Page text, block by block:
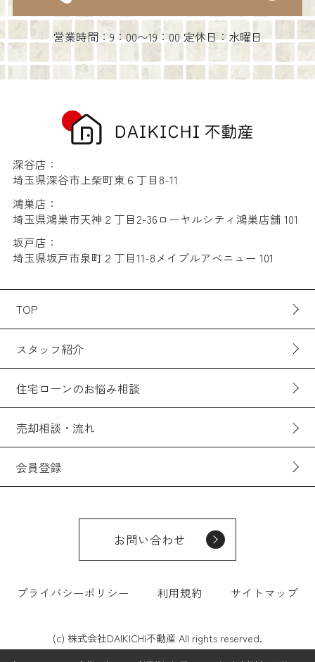
営業時間：9：00〜19：00 定休日：水曜日
深谷店：
埼玉県深谷市上柴町東６丁目8-11
鴻巣店：
埼玉県鴻巣市天神２丁目2-36ローヤルシティ鴻巣店舗 101
坂戸店：
埼玉県坂戸市泉町２丁目11-8メイプルアベニュー 101
TOP
スタッフ紹介
住宅ローンのお悩み相談
売却相談・流れ
会員登録
お問い合わせ
プライバシーポリシー 利用規約 サイトマップ
(c) 株式会社DAIKICHI不動産 All rights reserved.